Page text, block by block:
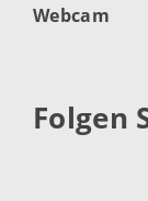
Webcam
Folgen